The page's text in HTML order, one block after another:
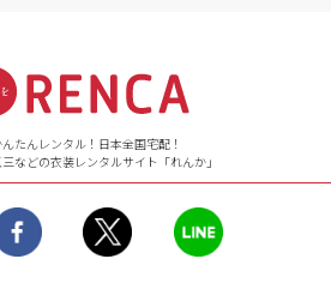
）】
臨
だ
たんレンタル！日本全国宅配！
などの衣装レンタルサイト「れんか」